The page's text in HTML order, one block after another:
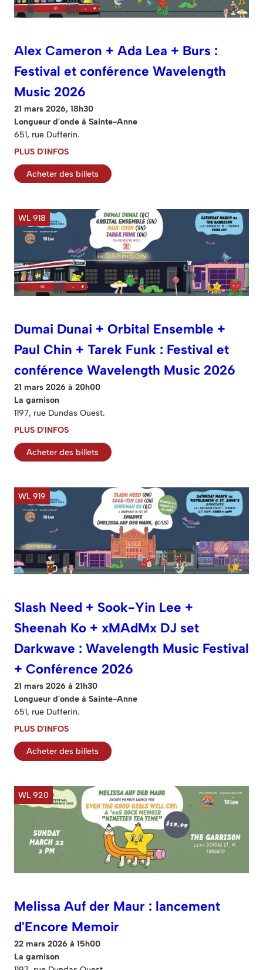
Alex Cameron + Ada Lea + Burs :
Festival et conférence Wavelength
Music 2026
21 mars 2026, 18h30
Longueur d'onde à Sainte-Anne
651, rue Dufferin.
PLUS D'INFOS
Acheter des billets
WL 918
Dumai Dunai + Orbital Ensemble +
Paul Chin + Tarek Funk : Festival et
conférence Wavelength Music 2026
21 mars 2026 à 20h00
La garnison
1197, rue Dundas Ouest.
PLUS D'INFOS
Acheter des billets
WL 919
Slash Need + Sook-Yin Lee +
Sheenah Ko + xMAdMx DJ set
Darkwave : Wavelength Music Festival
+ Conférence 2026
21 mars 2026 à 21h30
Longueur d'onde à Sainte-Anne
651, rue Dufferin.
PLUS D'INFOS
Acheter des billets
WL 920
Melissa Auf der Maur : lancement
d'Encore Memoir
22 mars 2026 à 15h00
La garnison